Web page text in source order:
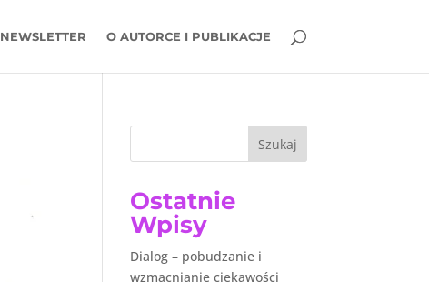
NEWSLETTER O AUTORCE I PUBLIKACJE
Szukaj
Ostatnie
Wpisy
Dialog – pobudzanie i
wzmacnianie ciekawości